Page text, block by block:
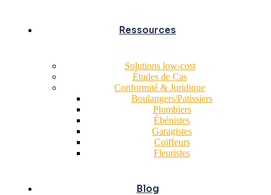
Ressources
Solutions low-cost
Études de Cas
Conformité & Juridique
Boulangers/Patissiers
Plombiers
Ébénistes
Garagistes
Coiffeurs
Fleuristes
Blog